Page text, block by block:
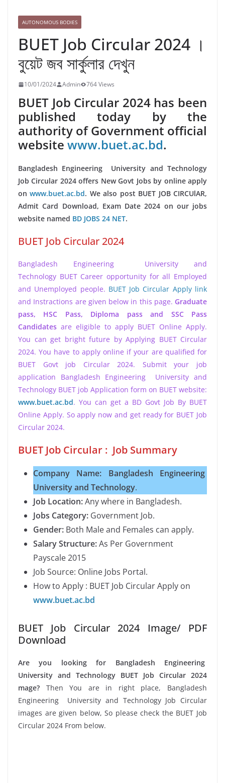
AUTONOMOUS BODIES
BUET Job Circular 2024 ।
বুয়েট জব সার্কুলার দেখুন
10/01/2024 Admin 764 Views
BUET Job Circular 2024 has been
published today by the
authority of Government official
website www.buet.ac.bd.
Bangladesh Engineering University and Technology
Job Circular 2024 offers New Govt Jobs by online apply
onwww.buet.ac.bd. We also post BUET JOB CIRCUlAR,
Admit Card Download, Exam Date 2024 on our jobs
website named BD JOBS 24 NET.
BUET Job Circular 2024
Bangladesh Engineering University and
Technology BUET Career opportunity for all Employed
and Unemployed people. BUET Job Circular Apply link
and Instractions are given below in this page. Graduate
pass, HSC Pass, Diploma pass and SSC Pass
Candidates are eligible to apply BUET Online Apply.
You can get bright future by Applying BUET Circular
2024. You have to apply online if your are qualified for
BUET Govt job Circular 2024. Submit your job
application Bangladesh Engineering University and
Technology BUET job Application form on BUET website:
www.buet.ac.bd. You can get a BD Govt Job By BUET
Online Apply. So apply now and get ready for BUET Job
Circular 2024.
BUET Job Circular : Job Summary
Company Name: Bangladesh Engineering
University and Technology.
Job Location:Any where in Bangladesh.
Jobs Category: Government Job.
Gender: Both Male and Females can apply.
Salary Structure:As Per Government
Payscale 2015
Job Source: Online Jobs Portal.
How to Apply : BUET Job Circular Apply on
www.buet.ac.bd
BUET Job Circular 2024 Image/ PDF
Download
Are you looking for Bangladesh Engineering
University and Technology BUET Job Circular 2024
mage? Then You are in right place, Bangladesh
Engineering University and Technology Job Circular
images are given below, So please check the BUET Job
Circular 2024 From below.